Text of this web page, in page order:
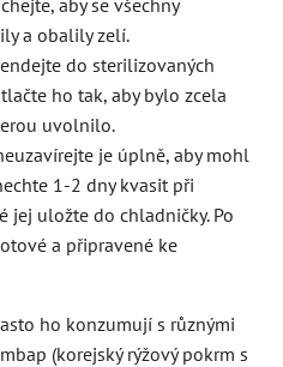
a obalily zelí.
do sterilizovaných
ho tak, aby bylo zcela
uvolnilo.
je úplně, aby mohl
1-2 dny kvasit při
jej uložte do chladničky. Po
a připravené ke
ho konzumují s různými
(korejský rýžový pokrm s